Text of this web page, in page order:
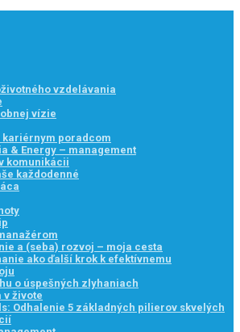
vzdelávania
vízie
kariérnym poradcom
& Energy – management
komunikácii
každodenné
a (seba) rozvoj – moja cesta
ako ďalší krok k efektívnemu
o úspešných zlyhaniach
v živote
Odhalenie 5 základných pilierov skvelých